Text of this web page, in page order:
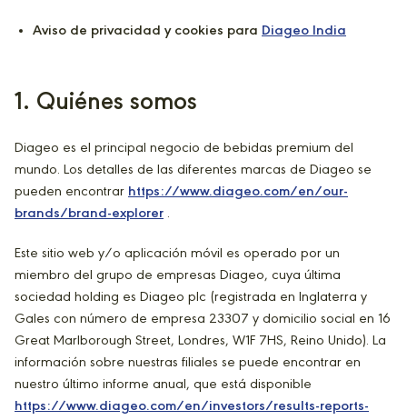
Aviso de privacidad y cookies para Diageo India
1. Quiénes somos
Diageo es el principal negocio de bebidas premium del
mundo. Los detalles de las diferentes marcas de Diageo se
pueden encontrar https://www.diageo.com/en/our-
brands/brand-explorer .
Este sitio web y/o aplicación móvil es operado por un
miembro del grupo de empresas Diageo, cuya última
sociedad holding es Diageo plc (registrada en Inglaterra y
Gales con número de empresa 23307 y domicilio social en 16
Great Marlborough Street, Londres, W1F 7HS, Reino Unido). La
información sobre nuestras filiales se puede encontrar en
nuestro último informe anual, que está disponible
https://www.diageo.com/en/investors/results-reports-